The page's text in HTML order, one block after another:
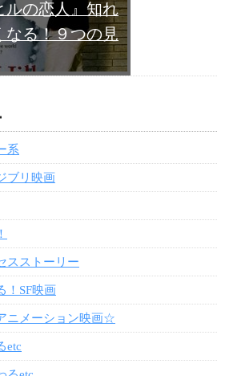
ルの恋人』知れ
なる！９つの見
系
ブリ映画
スストーリー
！SF映画
ニメーション映画☆
etc